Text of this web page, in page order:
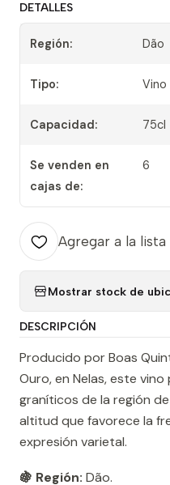
DETALLES
Región: Dão
Tipo:
Capacidad: 75cl
Se venden en
cajas de:
6
Agregar a la
Mostrar stock de
DESCRIPCIÓN
Producido por Boas
Ouro, en Nelas, este
graníticos de la región
altitud que favorece la
expresión varietal.
🍇 Región: Dão.